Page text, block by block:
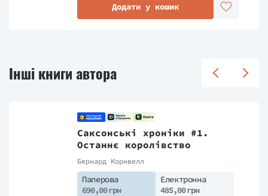
Додати у кошик
Інші книги автора
Саксонські хроніки #1.
Останнє королівство
Бернард Корнвелл
Паперова
690,00 грн
Електронна
485,00 грн